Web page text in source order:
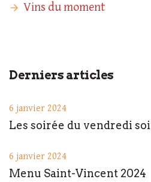
Vins du moment
Derniers articles
6 janvier 2024
Les soirée du vendredi
6 janvier 2024
Menu Saint-Vincent 2024